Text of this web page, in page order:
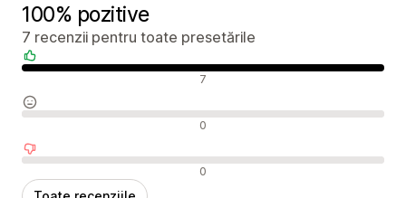
100% pozitive
7 recenzii pentru toate presetările
Recenzii pozitive 7
Recenzii neutre 0
Recenzii negative 0